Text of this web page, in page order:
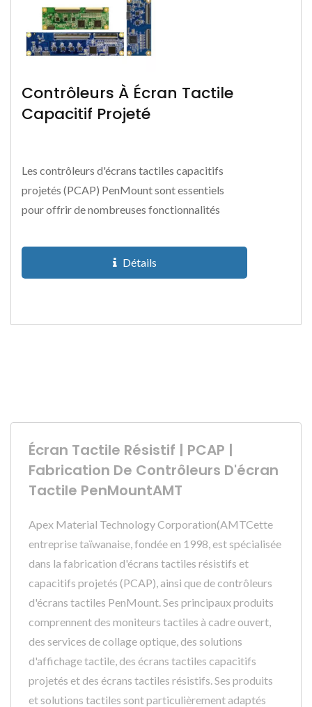
Contrôleurs À Écran Tactile
Capacitif Projeté
Les contrôleurs d'écrans tactiles capacitifs
projetés (PCAP) PenMount sont essentiels
pour offrir de nombreuses fonctionnalités
Détails
Écran Tactile Résistif | PCAP |
Fabrication De Contrôleurs D'écran
Tactile PenMountAMT
Apex Material Technology Corporation(AMTCette
entreprise taïwanaise, fondée en 1998, est spécialisée
dans la fabrication d'écrans tactiles résistifs et
capacitifs projetés (PCAP), ainsi que de contrôleurs
d'écrans tactiles PenMount. Ses principaux produits
comprennent des moniteurs tactiles à cadre ouvert,
des services de collage optique, des solutions
d'affichage tactile, des écrans tactiles capacitifs
projetés et des écrans tactiles résistifs. Ses produits
et solutions tactiles sont particulièrement adaptés